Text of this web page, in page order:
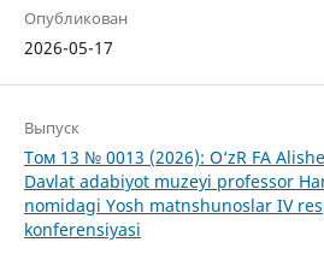
Опубликован
2026-05-17
Выпуск
Том 13 № 0013 (2026): O‘zR FA
Davlat adabiyot muzeyi professor
nomidagi Yosh matnshunoslar IV
konferensiyasi